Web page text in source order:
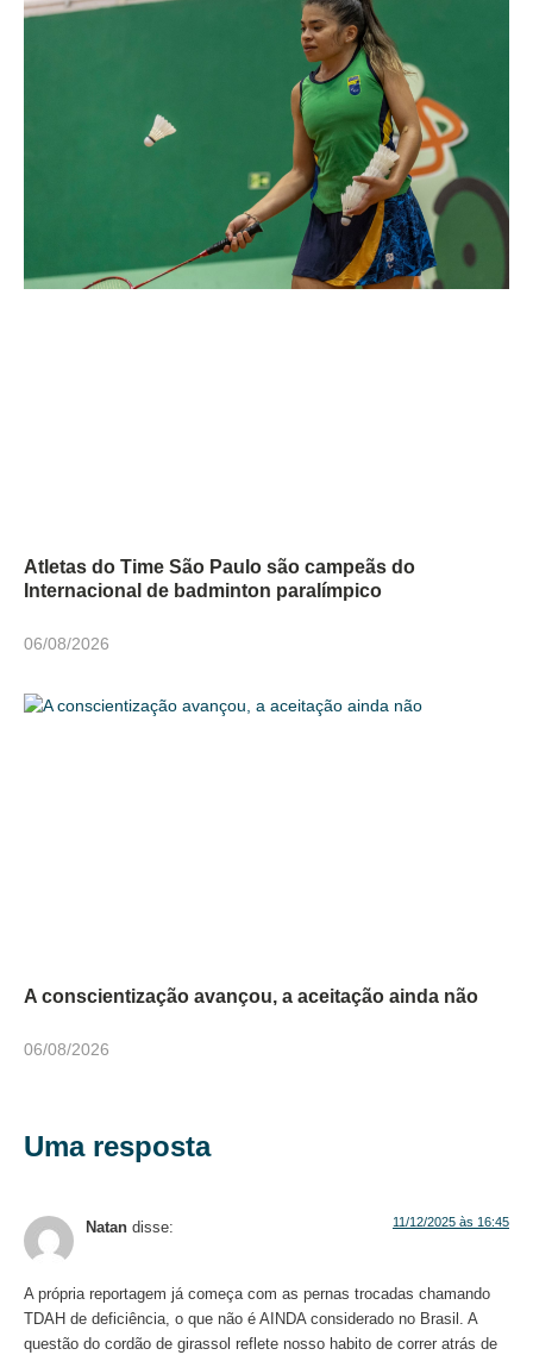
Atletas do Time São Paulo são campeãs do
Internacional de badminton paralímpico
06/08/2026
A conscientização avançou, a aceitação ainda não
06/08/2026
Uma resposta
Natan disse: 11/12/2025 às 16:45
A própria reportagem já começa com as pernas trocadas chamando
TDAH de deficiência, o que não é AINDA considerado no Brasil. A
questão do cordão de girassol reflete nosso habito de correr atrás de